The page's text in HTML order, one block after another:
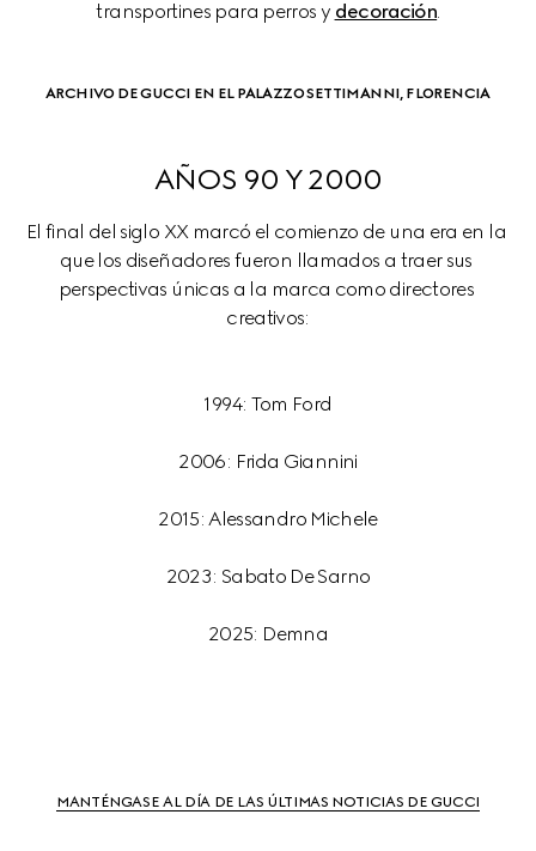
transportines para perros y decoración.
ARCHIVO DE GUCCI EN EL PALAZZO SETTIMANNI, FLORENCIA
AÑOS 90 Y 2000
El final del siglo XX marcó el comienzo de una era en la
que los diseñadores fueron llamados a traer sus
perspectivas únicas a la marca como directores
1994: Tom Ford
2006: Frida Giannini
2015: Alessandro Michele
2023: Sabato De Sarno
2025: Demna
MANTÉNGASE AL DÍA DE LAS ÚLTIMAS NOTICIAS DE GUCCI